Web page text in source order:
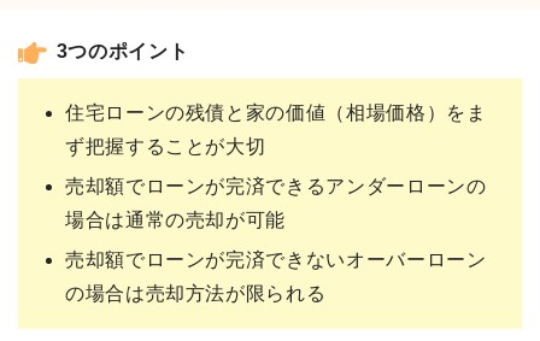
3つのポイント
住宅ローンの残債と家の価値（相場価格）をま
ず把握することが大切
売却額でローンが完済できるアンダーローンの
場合は通常の売却が可能
売却額でローンが完済できないオーバーローン
の場合は売却方法が限られる